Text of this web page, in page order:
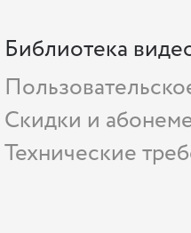
Библиотека
Скидки и
Технические